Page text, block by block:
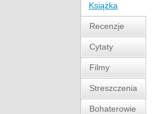
Książka
Recenzje
Cytaty
Filmy
Streszczenia
Bohaterowie